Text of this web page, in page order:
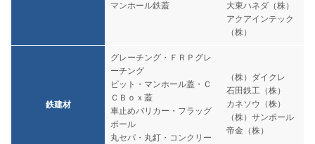
マンホール鉄蓋
大東ハネダ（株）
アクアインテック
（株）
鉄建材
グレーチング・ＦＲＰグレ
ーチング
ピット・マンホール蓋・Ｃ
ＣＢｏｘ蓋
車止めバリカー・フラッグ
ポール
丸セパ・丸釘・コンクリー
（株）ダイクレ
石田鉄工（株）
カネソウ（株）
（株）サンポール
帝金（株）